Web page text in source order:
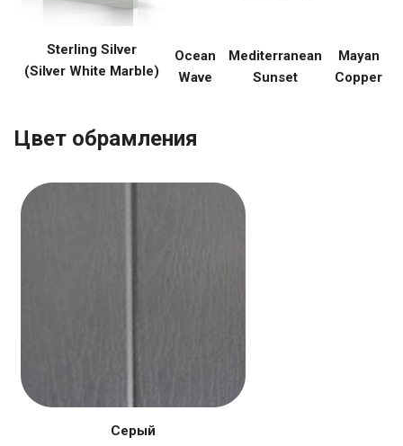
Sterling Silver
(Silver White Marble)
Ocean
Wave
Mediterranean
Sunset
Mayan
Copper
Цвет обрамления
Серый